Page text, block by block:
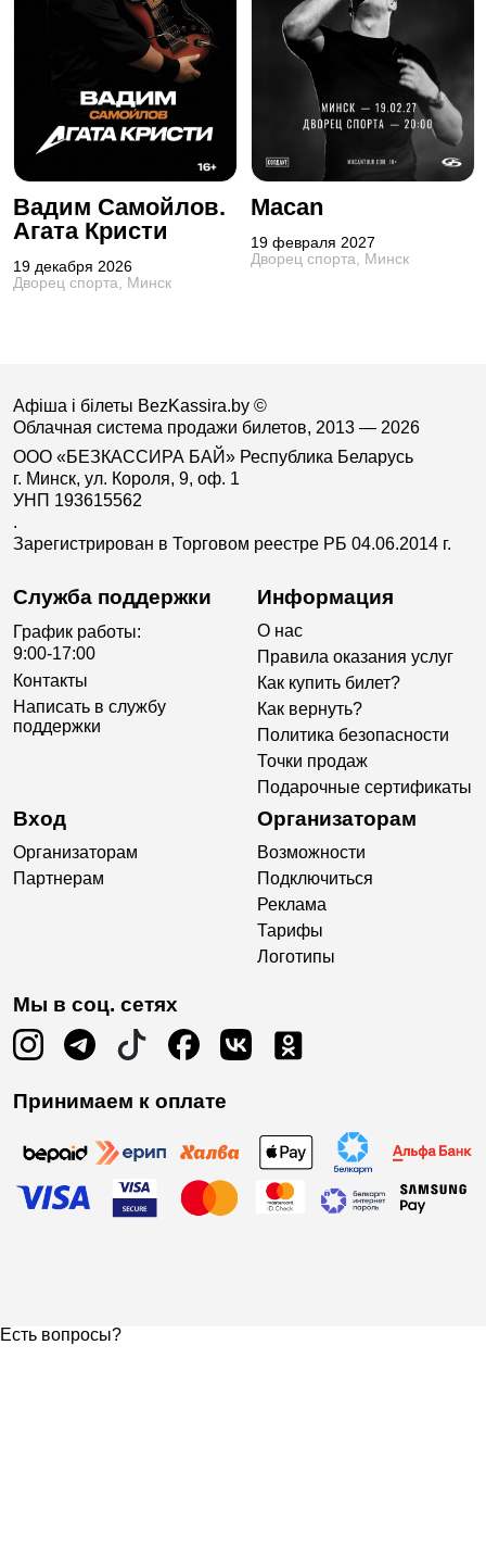
Вадим Самойлов.
Агата Кристи
19 декабря 2026
Дворец спорта, Минск
Macan
19 февраля 2027
Дворец спорта, Минск
Афіша і білеты BezKassira.by ©
Облачная система продажи билетов, 2013 — 2026
ООО «БЕЗКАССИРА БАЙ» Республика Беларусь
г. Минск, ул. Короля, 9, оф. 1
УНП 193615562
.
Зарегистрирован в Торговом реестре РБ 04.06.2014 г.
Служба поддержки
График работы:
9:00-17:00
Контакты
Написать в службу
поддержки
Информация
О нас
Правила оказания услуг
Как купить билет?
Как вернуть?
Политика безопасности
Точки продаж
Подарочные сертификаты
Вход
Организаторам
Партнерам
Организаторам
Возможности
Подключиться
Реклама
Тарифы
Логотипы
Мы в соц. сетях
Принимаем к оплате
Есть вопросы?